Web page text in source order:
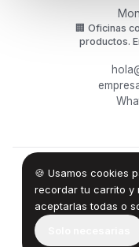
🍪 Usamos cookies
recordar tu carrito y
aceptarlas todas o
🏢 Oficinas
productos.
© 2026Endurances
Términos
100%